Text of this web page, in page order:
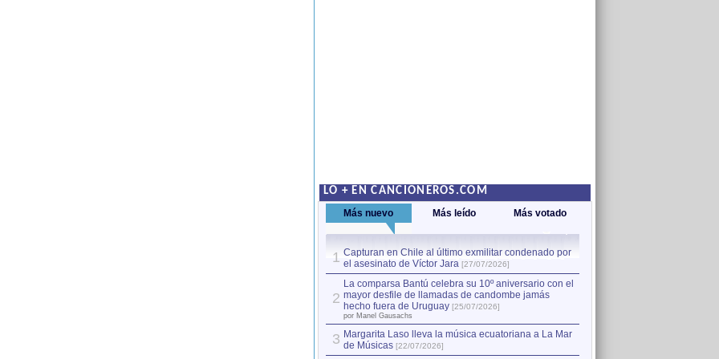
LO + EN CANCIONEROS.COM
Más nuevo Más leído Más votado
1 Capturan en Chile al último exmilitar condenado por
el asesinato de Víctor Jara [27/07/2026]
2
La comparsa Bantú celebra su 10º aniversario con el
mayor desfile de llamadas de candombe jamás
hecho fuera de Uruguay [25/07/2026]
por Manel Gausachs
3 Margarita Laso lleva la música ecuatoriana a La Mar
de Músicas [22/07/2026]